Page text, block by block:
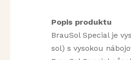
Popis produktu
BrauSol Special je
sol) s vysokou